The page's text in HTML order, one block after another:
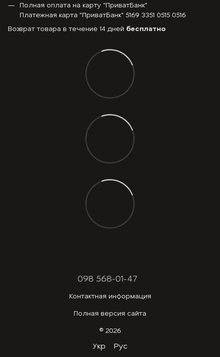
Полная оплата на карту "ПриватБанк"
Платежная карта "ПриватБанк" 5169 3351 0515 0516
Возврат товара в течение 14 дней бесплатно
098 568-01-47
Контактная информация
Полная версия сайта
© 2026
Укр Рус